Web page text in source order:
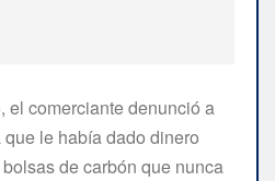
el comerciante denunció a
que le había dado dinero
de carbón que nunca